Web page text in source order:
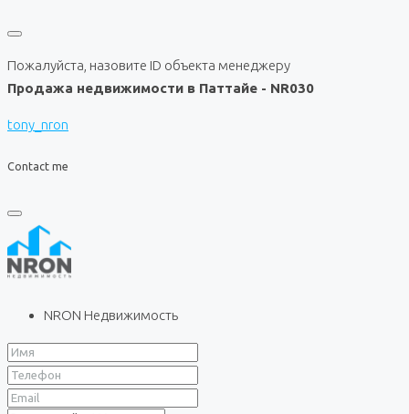
Пожалуйста, назовите ID объекта менеджеру
Продажа недвижимости в Паттайе - NR030
tony_nron
Contact me
NRON Недвижимость